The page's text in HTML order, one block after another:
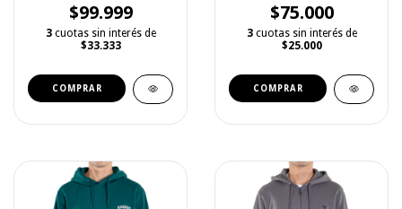
$99.999
3 cuotas sin interés de
$33.333
COMPRAR
$75.000
3 cuotas sin interés de
$25.000
COMPRAR